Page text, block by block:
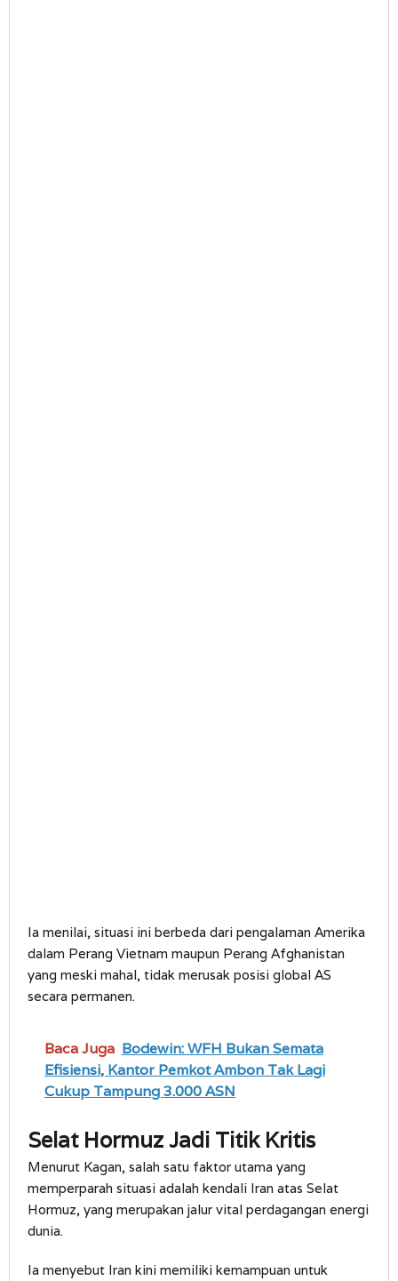
Ia menilai, situasi ini berbeda dari pengalaman Amerika
dalam Perang Vietnam maupun Perang Afghanistan
yang meski mahal, tidak merusak posisi global AS
secara permanen.
Baca Juga Bodewin: WFH Bukan Semata
Efisiensi, Kantor Pemkot Ambon Tak Lagi
Cukup Tampung 3.000 ASN
Selat Hormuz Jadi Titik Kritis
Menurut Kagan, salah satu faktor utama yang
memperparah situasi adalah kendali Iran atas Selat
Hormuz, yang merupakan jalur vital perdagangan energi
dunia.
Ia menyebut Iran kini memiliki kemampuan untuk